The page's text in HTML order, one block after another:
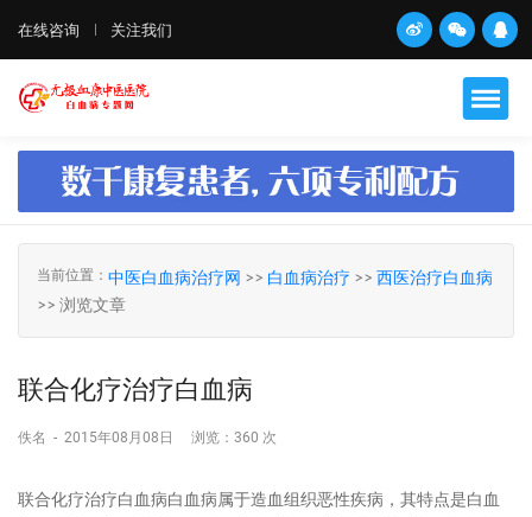
在线咨询 关注我们
当前位置： 中医白血病治疗网 >> 白血病治疗 >> 西医治疗白血病
>> 浏览文章
联合化疗治疗白血病
佚名 - 2015年08月08日 浏览： 360 次
联合化疗治疗白血病白血病属于造血组织恶性疾病，其特点是白血